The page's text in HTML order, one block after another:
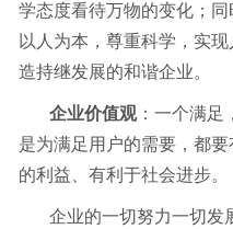
学态度看待万物的变化；同
以人为本，尊重科学，实
造持继发展的和谐企业。
企业价值观：一个满足
是为满足用户的需要，都
的利益、有利于社会进步。
企业的一切努力一切发